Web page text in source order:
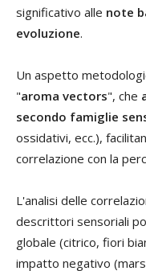
significativo alle note
evoluzione.
Un aspetto
"aroma vectors", che
secondo famiglie
ossidativi, ecc.),
correlazione con la
L'analisi delle
descrittori sensoriali
globale (citrico, fiori
impatto negativo